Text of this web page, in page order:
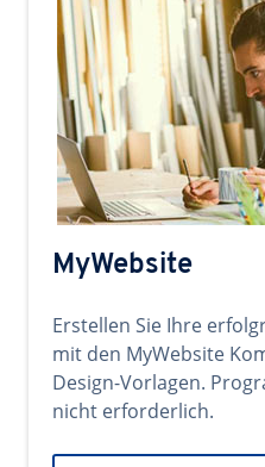
MyWebsite
Erstellen Sie Ihre
mit den MyWebsite
Design-Vorlagen.
nicht erforderlich.